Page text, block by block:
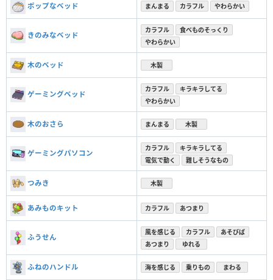
ポップなベッド まんまる カラフル やわらかい
きのみなベッド
カラフル
食べものそっくり
やわらかい
木のベッド 木製
ゲーミングベッド
カラフル
キラキラしてる
やわらかい
木のおさら まんまる 木製
ゲーミングパソコン
カラフル
キラキラしてる
電気で動く
難しそうなもの
つみき 木製
あみものキット カラフル あつまり
ふうせん
風を感じる カラフル
あそびば
あつまり
ゆれる
ふねのハンドル 海を感じる 乗りもの まわる